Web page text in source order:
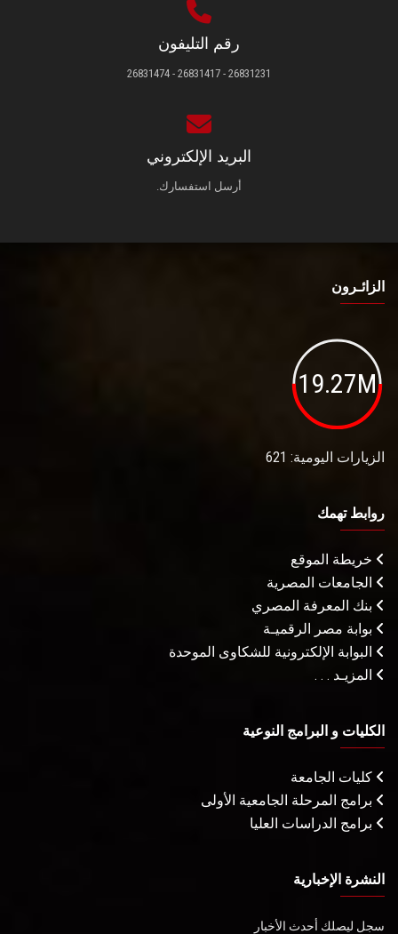
رقم التليفون
26831231 - 26831417 - 26831474
البريد الإلكتروني
أرسل استفسارك.
الزائـرون
19.27M
الزيارات اليومية: 621
روابط تهمك
خريطة الموقع
الجامعات المصرية
بنك المعرفة المصري
بوابة مصر الرقميـة
البوابة الإلكترونية للشكاوى الموحدة
المزيـد . . .
الكليات و البرامج النوعية
كليات الجامعة
برامج المرحلة الجامعية الأولى
برامج الدراسات العليا
النشرة الإخبارية
سجل ليصلك أحدث الأخبار